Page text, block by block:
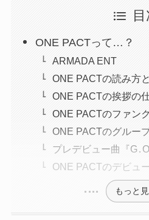
ONE PACTって…？
ARMADA ENT
ONE PACTの読み方
ONE PACTの挨拶の
ONE PACTのファン
ONE PACTのグルー
プレデビュー曲『
ONE PACTのデビュ
もっと